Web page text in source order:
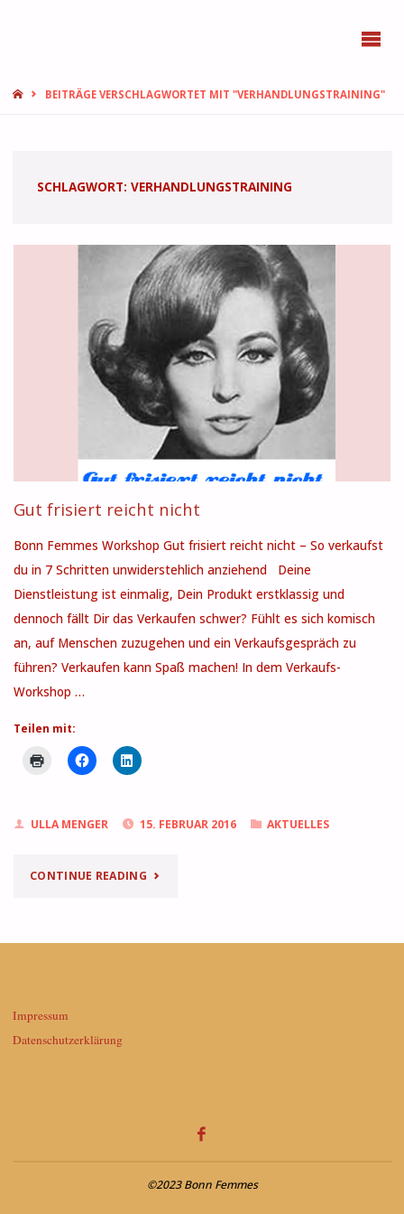
STARTBEITRÄGE VERSCHLAGWORTET MIT "VERHANDLUNGSTRAINING"
SCHLAGWORT: VERHANDLUNGSTRAINING
Gut frisiert reicht nicht
Bonn Femmes Workshop Gut frisiert reicht nicht – So verkaufst
du in 7 Schritten unwiderstehlich anziehend Deine
Dienstleistung ist einmalig, Dein Produkt erstklassig und
dennoch fällt Dir das Verkaufen schwer? Fühlt es sich komisch
an, auf Menschen zuzugehen und ein Verkaufsgespräch zu
führen? Verkaufen kann Spaß machen! In dem Verkaufs-
Workshop …
Teilen mit:
ULLA MENGER 15. FEBRUAR 2016 AKTUELLES
CONTINUE READING"GUT
REICHT
Impressum
Datenschutzerklärung
©2023 Bonn Femmes